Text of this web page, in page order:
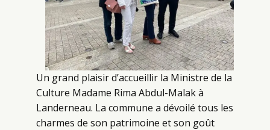
Un grand plaisir d’accueillir la Ministre de la
Culture Madame Rima Abdul-Malak à
Landerneau. La commune a dévoilé tous les
charmes de son patrimoine et son goût